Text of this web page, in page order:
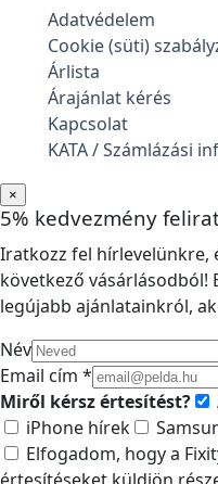
Adatvédelem
Cookie (süti)
Árlista
Árajánlat kérés
Kapcsolat
KATA / Számlázási
×
5% kedvezmény
Iratkozz fel hírlevelünkre,
következő vásárlásodból!
legújabb ajánlatainkról,
Név
Email cím *
Miről kérsz értesítést?
iPhone hírek
Elfogadom, hogy a